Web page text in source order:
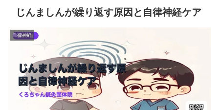
じんましんが繰り返す原因と自律神経ケア
自律神経